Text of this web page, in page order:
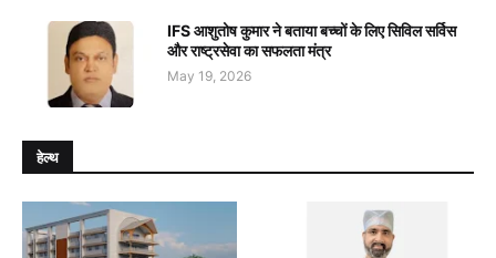
IFS आशुतोष कुमार ने बताया बच्चों के लिए सिविल सर्विस
और राष्ट्रसेवा का सफलता मंत्र
May 19, 2026
हेल्थ